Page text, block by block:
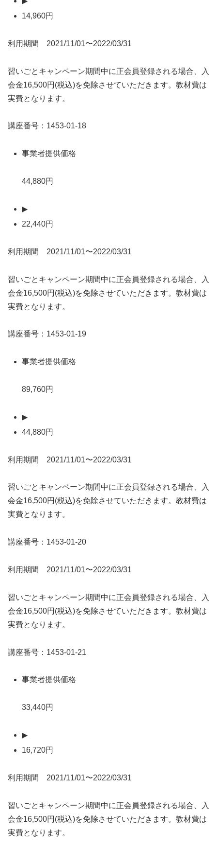
14,960円
利用期間 2021/11/01〜2022/03/31
習いごとキャンペーン期間中に正会員登録される場合、入
会金16,500円(税込)を免除させていただきます。教材費は
実費となります。
講座番号：1453-01-18
事業者提供価格
44,880円
▶
22,440円
利用期間 2021/11/01〜2022/03/31
習いごとキャンペーン期間中に正会員登録される場合、入
会金16,500円(税込)を免除させていただきます。教材費は
実費となります。
講座番号：1453-01-19
事業者提供価格
89,760円
▶
44,880円
利用期間 2021/11/01〜2022/03/31
習いごとキャンペーン期間中に正会員登録される場合、入
会金16,500円(税込)を免除させていただきます。教材費は
実費となります。
講座番号：1453-01-20
利用期間 2021/11/01〜2022/03/31
習いごとキャンペーン期間中に正会員登録される場合、入
会金16,500円(税込)を免除させていただきます。教材費は
実費となります。
講座番号：1453-01-21
事業者提供価格
33,440円
▶
16,720円
利用期間 2021/11/01〜2022/03/31
習いごとキャンペーン期間中に正会員登録される場合、入
会金16,500円(税込)を免除させていただきます。教材費は
実費となります。